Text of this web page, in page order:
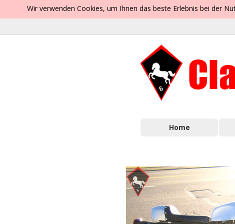
Wir verwenden Cookies, um Ihnen das beste Erlebnis bei der
Home